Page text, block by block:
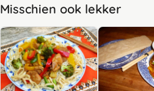
Misschien ook lekker